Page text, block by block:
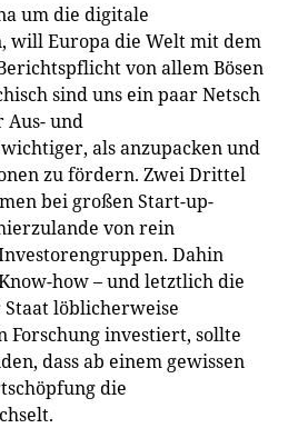
um die digitale
will Europa die Welt mit dem
von allem Bösen
sind uns ein paar Netsch
und
als anzupacken und
zu fördern. Zwei Drittel
bei großen Start-up-
von rein
Dahin
how – und letztlich die
Staat löblicherweise
investiert, sollte
dass ab einem gewissen
die